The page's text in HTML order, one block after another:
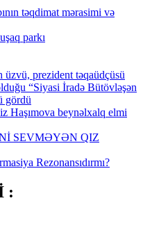
təqdimat mərasimi və
parkı
üzvü, prezident təqaüdçüsü
“Siyasi İradə Bütövləşən
gördü
Haşımova beynəlxalq elmi
SEVMƏYƏN QIZ
Rezonansıdırmı?
: